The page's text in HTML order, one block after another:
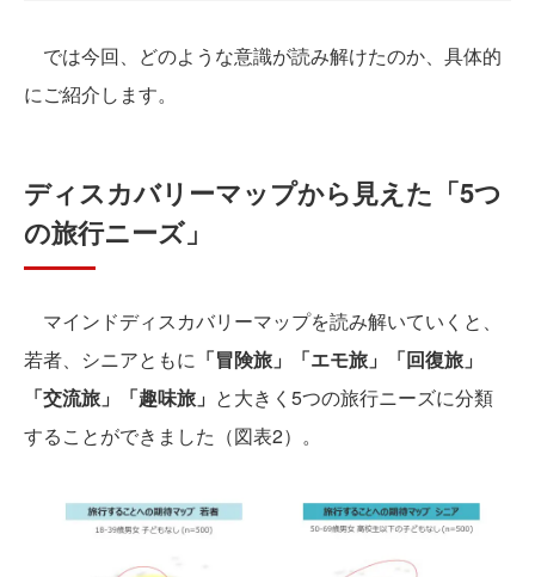
では今回、どのような意識が読み解けたのか、具体的
にご紹介します。
ディスカバリーマップから見えた「5つ
の旅行ニーズ」
マインドディスカバリーマップを読み解いていくと、
若者、シニアともに 「冒険旅」「エモ旅」「回復旅」
「交流旅」「趣味旅」 と大きく5つの旅行ニーズに分類
することができました（図表2）。